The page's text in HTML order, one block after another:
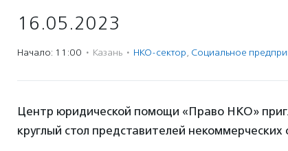
16.05.2023
Начало: 11:00 · Казань · НКО-сектор, Социальное
Центр юридической помощи «Право НКО»
круглый стол представителей некоммерческих